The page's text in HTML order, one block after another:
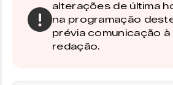
alterações de última
na programação
prévia comunicação à
redação.